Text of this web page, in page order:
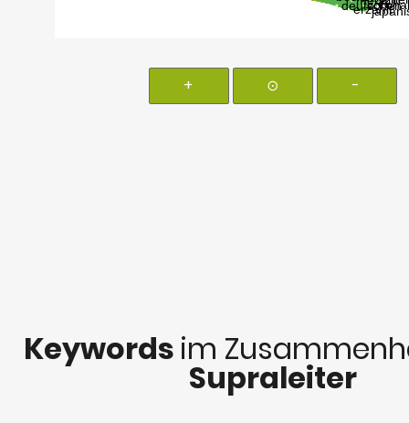
+ ⊙ -
Keywords im
Supraleiter